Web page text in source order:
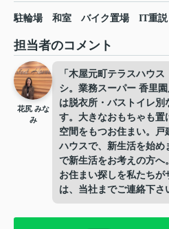
駐輪場 和室 バイク置場 IT重説
担当者のコメント
花尻 みな
み
「木屋元町テラスハウ
シ。業務スーパー 香里
は脱衣所・バストイレ別
す。大きなおもちゃも置
空間をもつお住まい。戸
ハウスで、新生活を始め
で新生活をお考えの方へ
お住まい探しを私たち
は、当社までご連絡下さ